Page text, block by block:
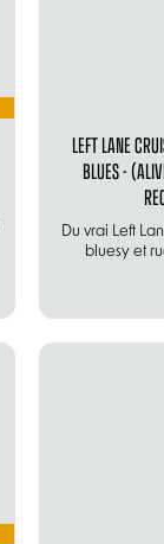
LEFT LANE
BLUES -
Du vrai Left
bluesy et